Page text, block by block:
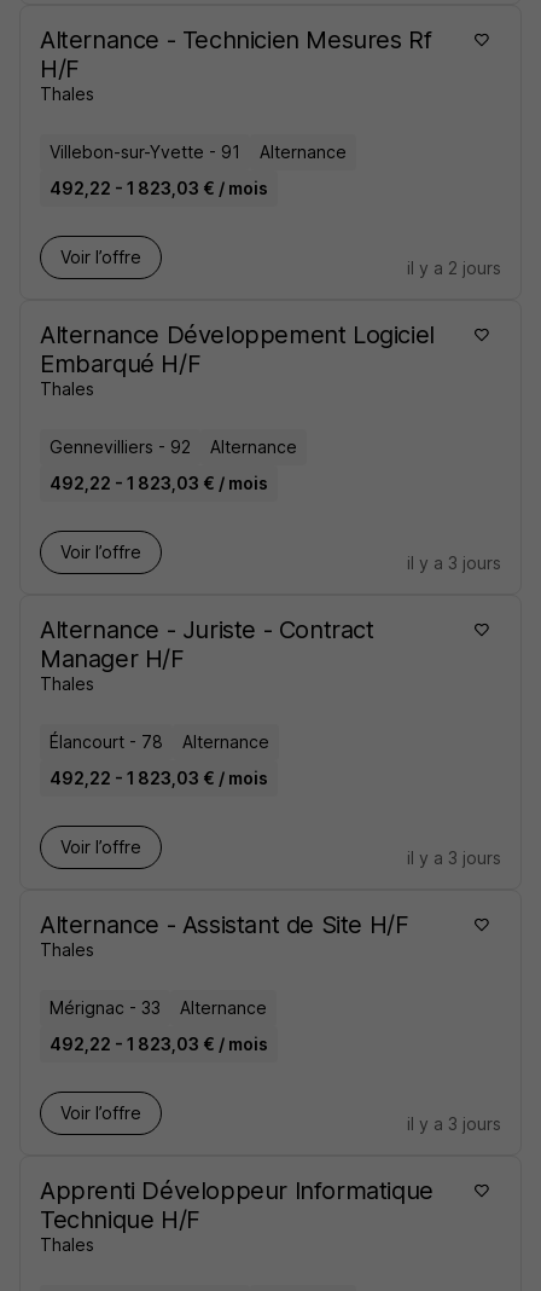
Alternance - Technicien Mesures Rf
H/F
Thales
Villebon-sur-Yvette - 91
Alternance
492,22 - 1 823,03 € / mois
Voir l’offre
il y a 2 jours
Alternance Développement Logiciel
Embarqué H/F
Thales
Gennevilliers - 92
Alternance
492,22 - 1 823,03 € / mois
Voir l’offre
il y a 3 jours
Alternance - Juriste - Contract
Manager H/F
Thales
Élancourt - 78
Alternance
492,22 - 1 823,03 € / mois
Voir l’offre
il y a 3 jours
Alternance - Assistant de Site H/F
Thales
Mérignac - 33
Alternance
492,22 - 1 823,03 € / mois
Voir l’offre
il y a 3 jours
Apprenti Développeur Informatique
Technique H/F
Thales